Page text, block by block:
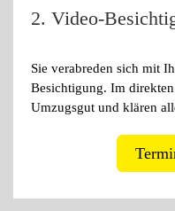
2. Video-
Sie verabreden sich mit
Besichtigung. Im
Umzugsgut und klären